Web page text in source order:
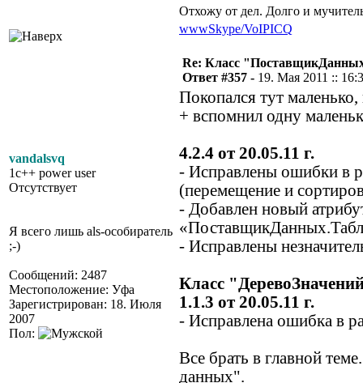
Отхожу от дел. Долго и
wwwSkype/VoIPICQ
vandalsvq
1c++ power user
Отсутствует
Я всего лишь als-особиратель
;-)
Сообщений: 2487
Местоположение: Уфа
Зарегистрирован: 18. Июля
2007
Пол:
Re: Класс
Ответ #357 - 19. Мая 2011 ::
Покопался тут
+ вспомнил одну
4.2.4 от 20.05.11 г.
- Исправлены ошибки в
(перемещение и
- Добавлен новый
- Исправлены
Класс
1.1.3 от 20.05.11 г.
- Исправлена ошибка в
Все брать в главной
данных".